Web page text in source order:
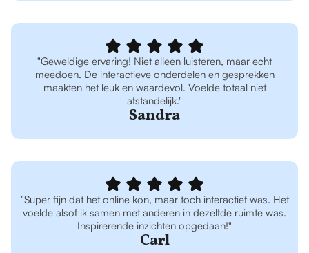
"Geweldige ervaring! Niet alleen luisteren, maar echt
meedoen. De interactieve onderdelen en gesprekken
maakten het leuk en waardevol. Voelde totaal niet
afstandelijk."
Sandra
"Super fijn dat het online kon, maar toch interactief was. Het
voelde alsof ik samen met anderen in dezelfde ruimte was.
Inspirerende inzichten opgedaan!"
Carl